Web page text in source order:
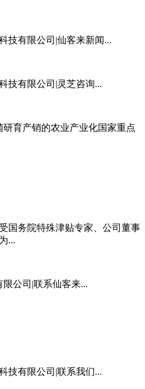
技有限公司|仙客来新闻...
技有限公司|灵芝咨询...
育产销的农业产业化国家重点
国务院特殊津贴专家、公司董事
...
公司|联系仙客来...
技有限公司|联系我们...